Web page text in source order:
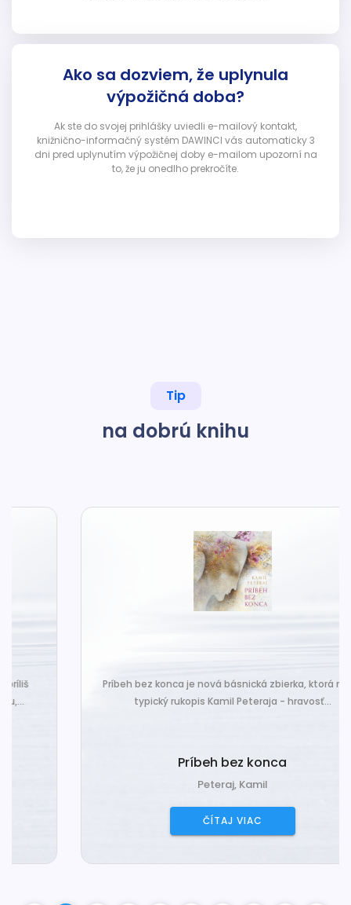
Ako sa dozviem, že uplynula
výpožičná doba?
Ak ste do svojej prihlášky uviedli e-mailový kontakt,
knižnično-informačný systém DAWINCI vás automaticky 3
dni pred uplynutím výpožičnej doby e-mailom upozorní na
to, že ju onedlho prekročíte.
Tip
na dobrú knihu
Príbeh bez konca je nová básnická zbierka, ktorá nesie
typický rukopis Kamil Peteraja - hravosť...
Príbeh bez konca
Peteraj, Kamil
ČÍTAJ VIAC